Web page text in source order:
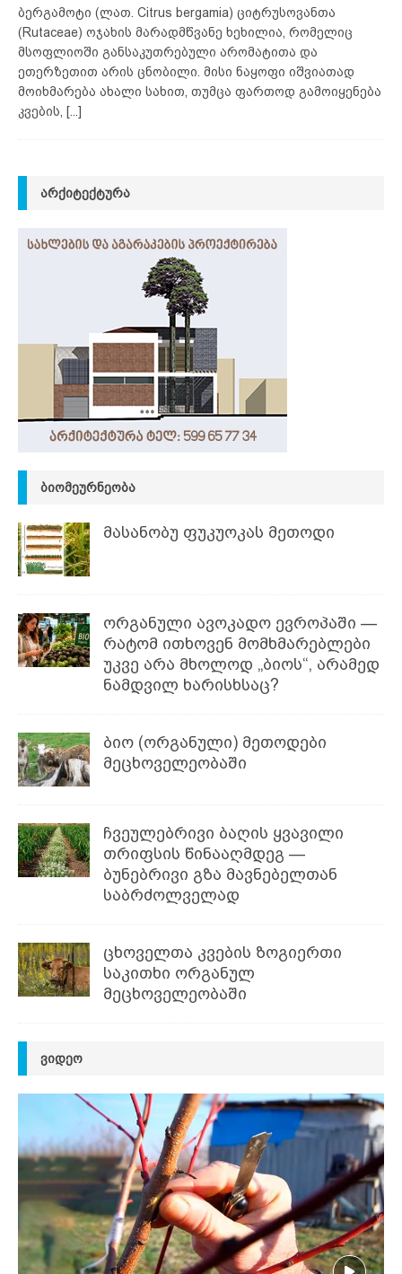
ბერგამოტი (ლათ. Citrus bergamia) ციტრუსოვანთა
(Rutaceae) ოჯახის მარადმწვანე ხეხილია, რომელიც
მსოფლიოში განსაკუთრებული არომატითა და
ეთერზეთით არის ცნობილი. მისი ნაყოფი იშვიათად
მოიხმარება ახალი სახით, თუმცა ფართოდ გამოიყენება
კვების,
[...]
ᲐᲠᲥᲘᲢᲔᲥᲢᲣᲠᲐ
ᲑᲘᲝᲛᲔᲣᲠᲜᲔᲝᲑᲐ
მასანობუ ფუკუოკას მეთოდი
ორგანული ავოკადო ევროპაში —
რატომ ითხოვენ მომხმარებლები
უკვე არა მხოლოდ „ბიოს“, არამედ
ნამდვილ ხარისხსაც?
ბიო (ორგანული) მეთოდები
მეცხოველეობაში
ჩვეულებრივი ბაღის ყვავილი
თრიფსის წინააღმდეგ —
ბუნებრივი გზა მავნებელთან
საბრძოლველად
ცხოველთა კვების ზოგიერთი
საკითხი ორგანულ
მეცხოველეობაში
ᲕᲘᲓᲔᲝ